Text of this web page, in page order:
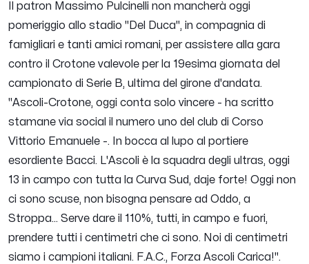
Il patron Massimo Pulcinelli non mancherà oggi
pomeriggio allo stadio "Del Duca", in compagnia di
famigliari e tanti amici romani, per assistere alla gara
contro il Crotone valevole per la 19esima giornata del
campionato di Serie B, ultima del girone d'andata.
"Ascoli-Crotone, oggi conta solo vincere - ha scritto
stamane via social il numero uno del club di Corso
Vittorio Emanuele -.
In bocca al lupo al portiere
esordiente Bacci. L'Ascoli è la squadra degli ultras, oggi
13 in campo con tutta la Curva Sud, daje forte! Oggi non
ci sono scuse, non bisogna pensare ad Oddo, a
Stroppa... Serve dare il 110%, tutti, in campo e fuori,
prendere tutti i centimetri che ci sono. Noi di centimetri
siamo i campioni italiani. F.A.C., Forza Ascoli Carica!".